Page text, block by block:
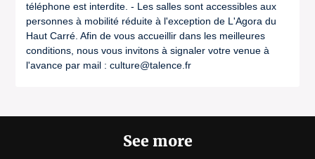
téléphone est interdite. - Les salles sont accessibles aux
personnes à mobilité réduite à l'exception de L'Agora du
Haut Carré. Afin de vous accueillir dans les meilleures
conditions, nous vous invitons à signaler votre venue à
l'avance par mail : culture@talence.fr
See more